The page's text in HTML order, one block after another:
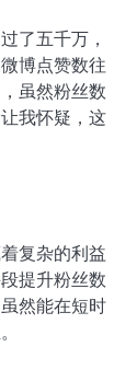
了五千万，
博点赞数往
虽然粉丝数
我怀疑，这
复杂的利益
提升粉丝数
然能在短时